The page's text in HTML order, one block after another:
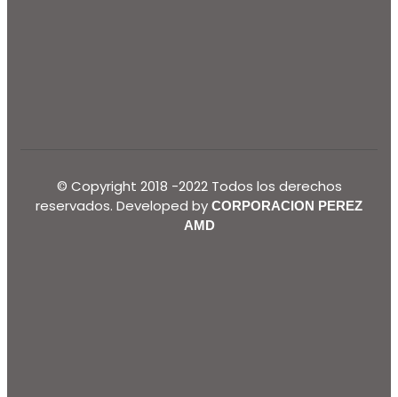
© Copyright 2018 -2022 Todos los derechos
reservados. Developed by CORPORACION PEREZ
AMD